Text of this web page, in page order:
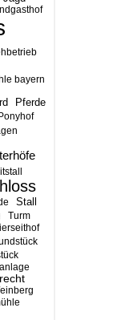
bayern
Pferde
Ponyhof
Stall
Turm